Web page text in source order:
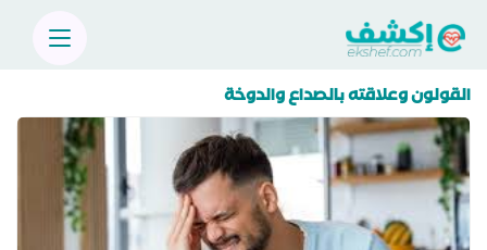
القولون وعلاقته بالصداع والدوخة